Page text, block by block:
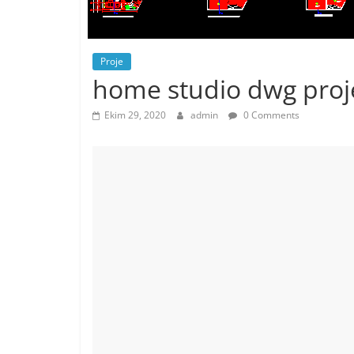
Proje
home studio dwg
Ekim 29, 2020 admin 0 Comments